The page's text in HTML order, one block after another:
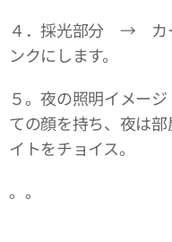
４．採光部分 → カ
ンクにします。
５。夜の照明イメ
ての顔を持ち、夜は
イトをチョイス。
。。